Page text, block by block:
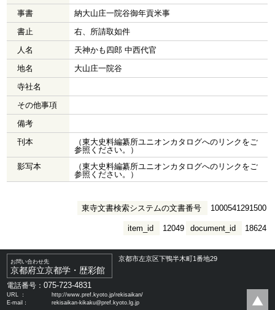
事書
納大山庄一院谷御年貢米事
書止
右、所請取如件
人名
天神かも四郎 中西代官
地名
大山庄一院谷
寺社名
その他事項
備考
刊本
（東大史料編纂所ユニオンカタログへのリンクをご
参照ください。）
影写本
（東大史料編纂所ユニオンカタログへのリンクをご
参照ください。）
東寺文書検索システムの文書番号 1000541291500
document_id 18624
item_id 12049
お問い合わせ先
京都府立京都学・歴彩館
京都市左京区下鴨半木町1番地29
電話番号：075-723-4831
URL ：
http://www.pref.kyoto.jp/rekisaikan/
E-mail：
rekisaikan-kikaku@pref.kyoto.lg.jp